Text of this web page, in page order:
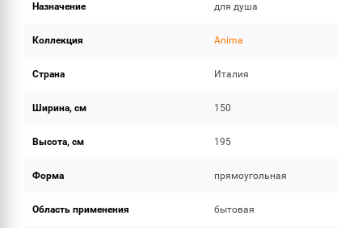
Назначение для душа
Коллекция Anima
Страна Италия
Ширина, см 150
Высота, см 195
Форма прямоугольная
Область применения бытовая